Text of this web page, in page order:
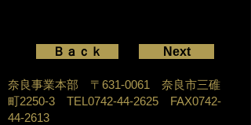
Ｂａｃｋ Next
奈良事業本部 〒631-0061 奈良市三碓
町2250-3 TEL0742-44-2625 FAX0742-
44-2613